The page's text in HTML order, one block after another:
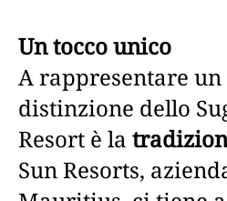
Un tocco unico
A rappresentare
distinzione dello
Resort è la
Sun Resorts,